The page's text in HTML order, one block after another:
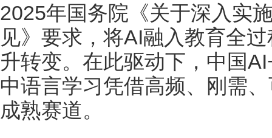
2025年国务院《关于深入实
见》要求，将AI融入教育全
升转变。在此驱动下，中国
中语言学习凭借高频、刚需
成熟赛道。